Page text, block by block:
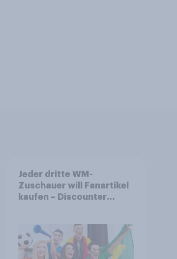
Jeder dritte WM-
Zuschauer will Fanartikel
kaufen – Discounter